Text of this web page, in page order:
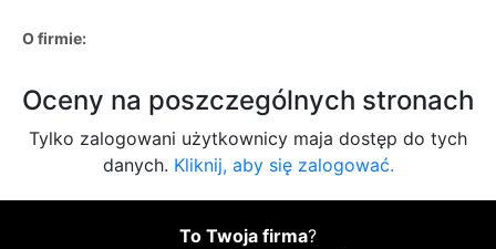
O firmie:
Oceny na poszczególnych stronach
Tylko zalogowani użytkownicy maja dostęp do tych
danych. Kliknij, aby się zalogować.
To Twoja firma?